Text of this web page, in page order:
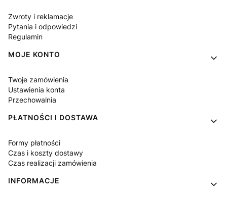
Zwroty i reklamacje
Pytania i odpowiedzi
Regulamin
MOJE KONTO
Twoje zamówienia
Ustawienia konta
Przechowalnia
PŁATNOŚCI I DOSTAWA
Formy płatności
Czas i koszty dostawy
Czas realizacji zamówienia
INFORMACJE